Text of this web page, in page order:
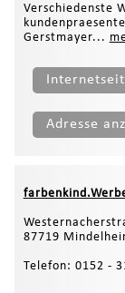
Verschiedenste
Gerstmayer...
Adresse
87719
Telefon: 0152 -